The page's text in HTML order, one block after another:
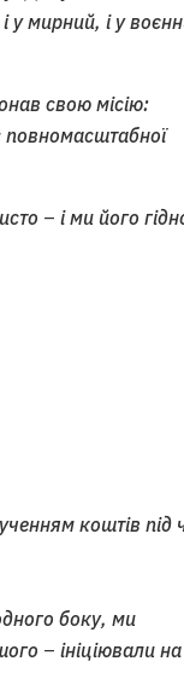
у мирний, і у
свою місію:
повномасштабної
– і ми його
коштів під
боку, ми
– ініціювали на